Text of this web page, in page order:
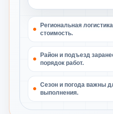
Региональная
стоимость.
Район и подъезд
порядок работ.
Сезон и погода важны
выполнения.